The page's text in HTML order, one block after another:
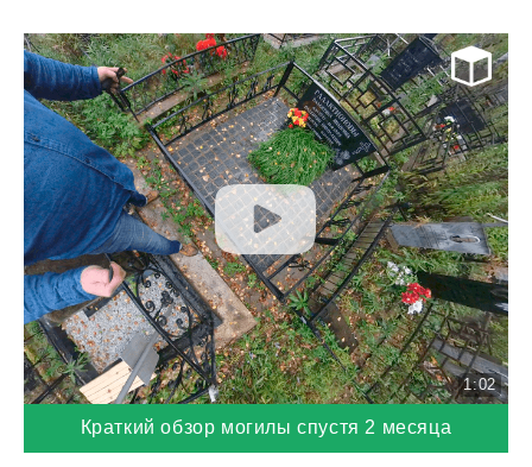
1:02
Краткий обзор могилы спустя 2 месяца